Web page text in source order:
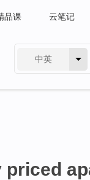
品课 云笔记
中英
priced